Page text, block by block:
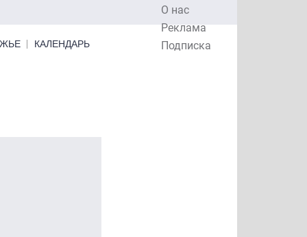
О нас
Реклама
Подписка
КАЛЕНДАРЬ